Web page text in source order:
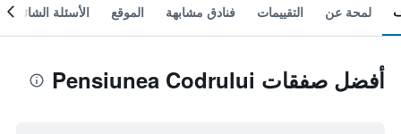
لمحة عن التقييمات فنادق مشابهة الموقع الأسئلة الشائعة
أفضل صفقات Pensiunea Codrului